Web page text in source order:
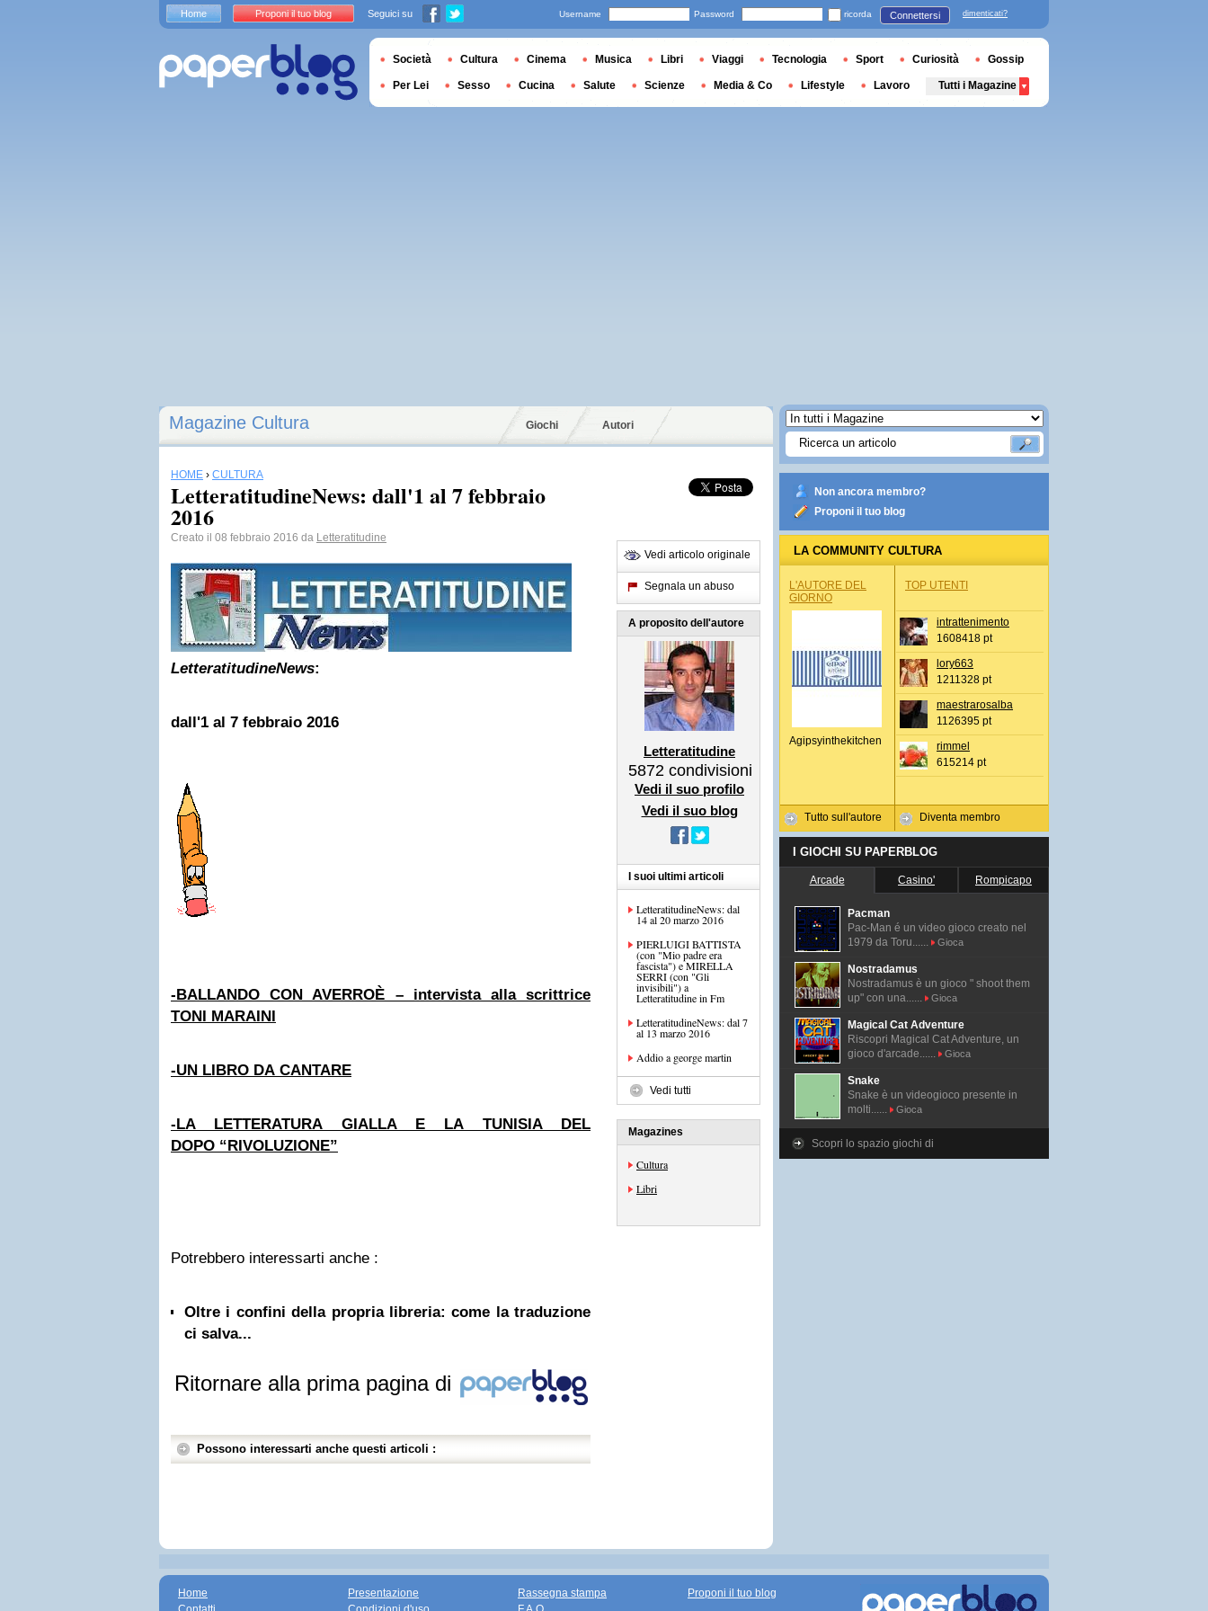
Magazine Cultura Giochi Autori
HOME › CULTURA
LetteratitudineNews: dall'1 al 7 febbraio
2016
Creato il 08 febbraio 2016 da Letteratitudine
LetteratitudineNews:
dall'1 al 7 febbraio 2016
-BALLANDO CON AVERROÈ – intervista alla scrittrice
TONI MARAINI
-UN LIBRO DA CANTARE
-LA LETTERATURA GIALLA E LA TUNISIA DEL
DOPO “RIVOLUZIONE”
Potrebbero interessarti anche :
Oltre i confini della propria libreria: come la traduzione
ci salva...
Ritornare alla prima pagina di
Possono interessarti anche questi articoli :
Vedi articolo originale
Segnala un abuso
A proposito dell'autore
Letteratitudine
5872 condivisioni
Vedi il suo profilo
Vedi il suo blog
I suoi ultimi articoli
LetteratitudineNews: dal
14 al 20 marzo 2016
PIERLUIGI BATTISTA
(con "Mio padre era
fascista") e MIRELLA
SERRI (con "Gli
invisibili") a
Letteratitudine in Fm
LetteratitudineNews: dal 7
al 13 marzo 2016
Addio a george martin
Vedi tutti
Magazines
Cultura
Libri
Non ancora membro?
Proponi il tuo blog
LA COMMUNITY CULTURA
L'AUTORE DEL
GIORNO
Agipsyinthekitchen
Tutto sull'autore
TOP UTENTI
intrattenimento
1608418 pt
lory663
1211328 pt
maestrarosalba
1126395 pt
rimmel
615214 pt
Diventa membro
I GIOCHI SU PAPERBLOG
Arcade Casino' Rompicapo
Pacman
Pac-Man é un video gioco creato nel
1979 da Toru......
Gioca
Nostradamus
Nostradamus è un gioco " shoot them
up" con una......
Gioca
Magical Cat Adventure
Riscopri Magical Cat Adventure, un
gioco d'arcade......
Gioca
Snake
Snake è un videogioco presente in
molti......
Gioca
Scopri lo spazio giochi di
Home Proponi il tuo blog Seguici su Username Password ricorda Connettersi dimenticati?
Società Cultura Cinema Musica Libri Viaggi Tecnologia Sport Curiosità Gossip
Per Lei Sesso Cucina Salute Scienze Media & Co Lifestyle Lavoro Tutti i Magazine
Home
Presentazione
Rassegna stampa
Proponi il tuo blog